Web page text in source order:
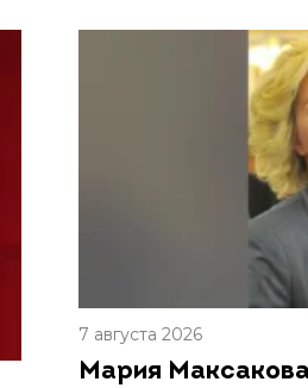
7 августа 2026
Мария